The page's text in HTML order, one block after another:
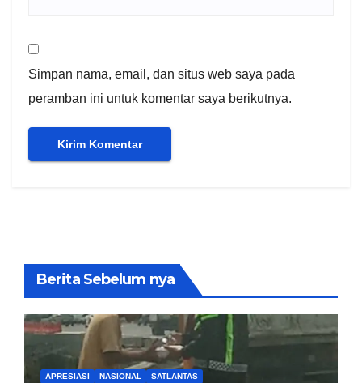
Simpan nama, email, dan situs web saya pada
peramban ini untuk komentar saya berikutnya.
Berita Sebelum nya
APRESIASI NASIONAL SATLANTAS